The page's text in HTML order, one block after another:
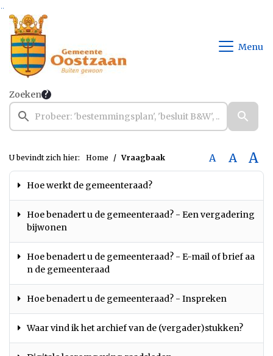
Ga naar de inhoud van deze pagina
Ga naar het zoeken
Ga naar het menu
Menu
Zoeken
U bevindt zich hier: Home Vraagbaak A A A
Hoe werkt de gemeenteraad?
Hoe benadert u de gemeenteraad? - Een vergadering
bijwonen
Hoe benadert u de gemeenteraad? - E-mail of brief aa
n de gemeenteraad
Hoe benadert u de gemeenteraad? - Inspreken
Waar vind ik het archief van de (vergader)stukken?